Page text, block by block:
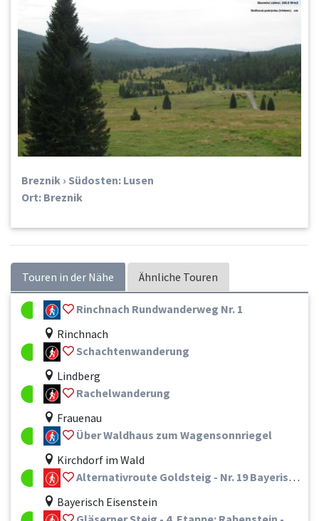
Breznik › Südosten: Lusen
Ort: Breznik
Touren in der Nähe Ähnliche Touren
Rinchnach Rundwanderweg Nr. 1
Rinchnach
Schachtenwanderung
Lindberg
Rachelwanderung
Frauenau
Über Waldhaus zum Wagensonnriegel
Kirchdorf im Wald
Alternativroute Goldsteig - Nr. 19 Bayerisch Eisenstein - Zwiesel - Frauenau - Spiegelau - St. Oswald-Riedlhütte - Neuschönau - Mauth
Bayerisch Eisenstein